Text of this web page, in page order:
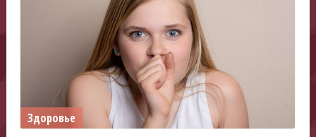
Здоровье